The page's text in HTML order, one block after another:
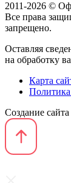
2011-2026 ©
Все права
запрещено.
Оставляя
на обработку
Карта
Создание сайта